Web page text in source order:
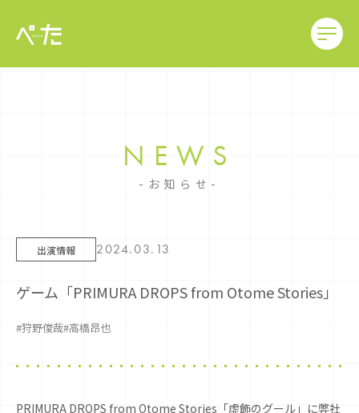
NEWS
お知らせ
出演情報 2024.03.13
ゲーム「PRIMURA DROPS from Otome Stories」
#狩野俊哉#高橋昂也
PRIMURA DROPS from Otome Stories「虚飾のグール」に弊社